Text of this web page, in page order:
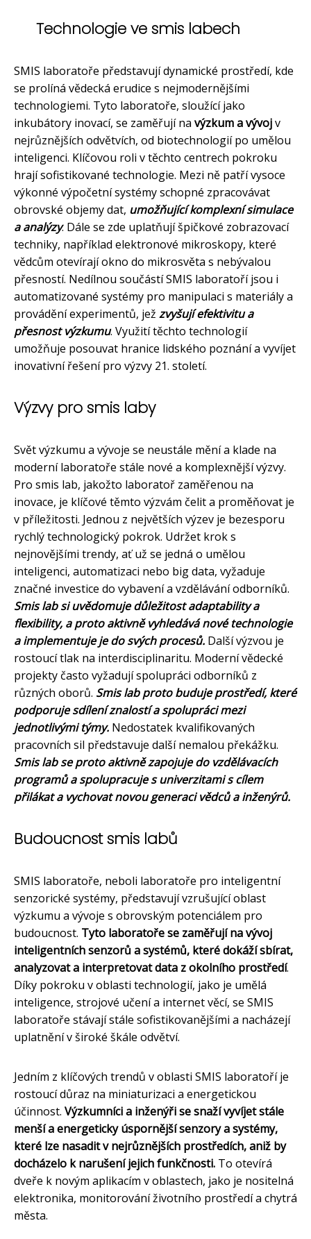
Technologie ve smis labech
SMIS laboratoře představují dynamické prostředí, kde
se prolíná vědecká erudice s nejmodernějšími
technologiemi. Tyto laboratoře, sloužící jako
inkubátory inovací, se zaměřují na výzkum a vývojv
nejrůznějších odvětvích, od biotechnologií po umělou
inteligenci. Klíčovou roli v těchto centrech pokroku
hrají sofistikované technologie. Mezi ně patří vysoce
výkonné výpočetní systémy schopné zpracovávat
obrovské objemy dat, umožňující komplexní simulace
a analýzy. Dále se zde uplatňují špičkové zobrazovací
techniky, například elektronové mikroskopy, které
vědcům otevírají okno do mikrosvěta s nebývalou
přesností. Nedílnou součástí SMIS laboratoří jsou i
automatizované systémy pro manipulaci s materiály a
provádění experimentů, jež zvyšují efektivitu a
přesnost výzkumu. Využití těchto technologií
umožňuje posouvat hranice lidského poznání a vyvíjet
inovativní řešení pro výzvy 21. století.
Výzvy pro smis laby
Svět výzkumu a vývoje se neustále mění a klade na
moderní laboratoře stále nové a komplexnější výzvy.
Pro smis lab, jakožto laboratoř zaměřenou na
inovace, je klíčové těmto výzvám čelit a proměňovat je
v příležitosti. Jednou z největších výzev je bezesporu
rychlý technologický pokrok. Udržet krok s
nejnovějšími trendy, ať už se jedná o umělou
inteligenci, automatizaci nebo big data, vyžaduje
značné investice do vybavení a vzdělávání odborníků.
Smis lab si uvědomuje důležitost adaptability a
flexibility, a proto aktivně vyhledává nové technologie
a implementuje je do svých procesů. Další výzvou je
rostoucí tlak na interdisciplinaritu. Moderní vědecké
projekty často vyžadují spolupráci odborníků z
různých oborů. Smis lab proto buduje prostředí, které
podporuje sdílení znalostí a spolupráci mezi
jednotlivými týmy. Nedostatek kvalifikovaných
pracovních sil představuje další nemalou překážku.
Smis lab se proto aktivně zapojuje do vzdělávacích
programů a spolupracuje s univerzitami s cílem
přilákat a vychovat novou generaci vědců a inženýrů.
Budoucnost smis labů
SMIS laboratoře, neboli laboratoře pro inteligentní
senzorické systémy, představují vzrušující oblast
výzkumu a vývoje s obrovským potenciálem pro
budoucnost. Tyto laboratoře se zaměřují na vývoj
inteligentních senzorů a systémů, které dokáží sbírat,
analyzovat a interpretovat data z okolního prostředí.
Díky pokroku v oblasti technologií, jako je umělá
inteligence, strojové učení a internet věcí, se SMIS
laboratoře stávají stále sofistikovanějšími a nacházejí
uplatnění v široké škále odvětví.
Jedním z klíčových trendů v oblasti SMIS laboratoří je
rostoucí důraz na miniaturizaci a energetickou
účinnost. Výzkumníci a inženýři se snaží vyvíjet stále
menší a energeticky úspornější senzory a systémy,
které lze nasadit v nejrůznějších prostředích, aniž by
docházelo k narušení jejich funkčnosti. To otevírá
dveře k novým aplikacím v oblastech, jako je nositelná
elektronika, monitorování životního prostředí a chytrá
města.